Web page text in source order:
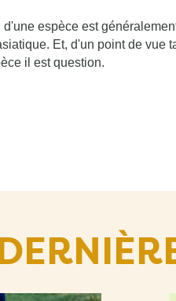
espèce est
Et, d'un point de
il est question.